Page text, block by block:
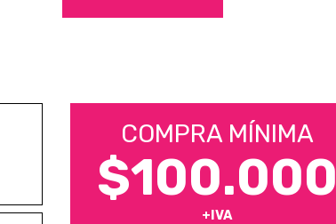
COMPRA MÍNIMA
$100.000
+IVA